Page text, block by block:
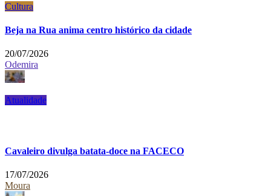
Cultura
Beja na Rua anima centro histórico da cidade
20/07/2026
Odemira
Atualidade
Cavaleiro divulga batata-doce na FACECO
17/07/2026
Moura